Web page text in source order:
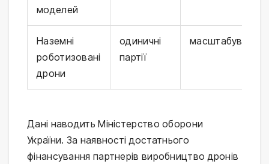
моделей
Наземні
роботизовані
дрони
одиничні
партії
масштабування
Дані наводить Міністерство оборони
України. За наявності достатнього
фінансування партнерів виробництво дронів